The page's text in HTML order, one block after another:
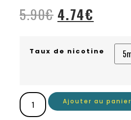
5.90€ 4.74€
Taux de nicotine
Ajouter au panier